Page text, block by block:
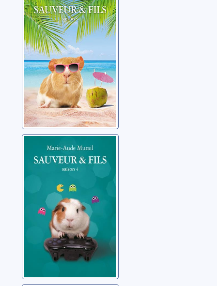
05
Murail, Marie-Aude
Sauveur et fils:
04
Murail, Marie-Aude